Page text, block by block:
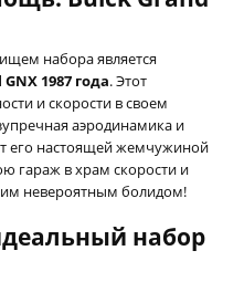
набора является
1987 года. Этот
и скорости в своем
аэродинамика и
его настоящей жемчужиной
гараж в храм скорости и
невероятным болидом!
набор